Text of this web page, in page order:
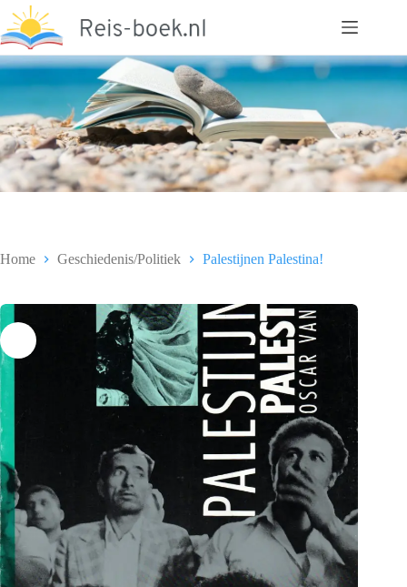
naar
de
inhoud
Home Geschiedenis/Politiek Palestijnen Palestina!